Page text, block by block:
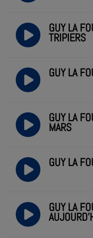
GUY LA
TRIPIERS
GUY LA
GUY LA
MARS
GUY LA
GUY LA